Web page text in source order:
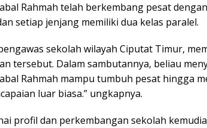
Rahmah telah berkembang pesat
setiap jenjang memiliki dua kelas paralel.
sekolah wilayah Ciputat Timur,
tersebut. Dalam sambutannya, beliau
Rahmah mampu tumbuh pesat hingga
luar biasa.” ungkapnya.
profil dan perkembangan sekolah